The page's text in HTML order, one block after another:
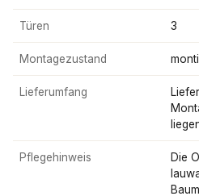
Türen 3
Montagezustand
Lieferumfang
Pflegehinweis
Die